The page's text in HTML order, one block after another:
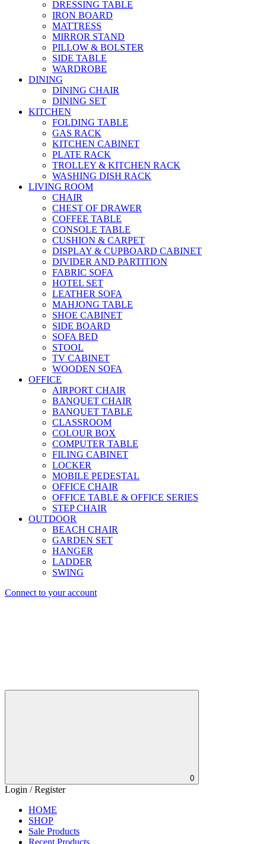
DRESSING TABLE
IRON BOARD
MATTRESS
MIRROR STAND
PILLOW & BOLSTER
SIDE TABLE
WARDROBE
DINING
DINING CHAIR
DINING SET
KITCHEN
FOLDING TABLE
GAS RACK
KITCHEN CABINET
PLATE RACK
TROLLEY & KITCHEN RACK
WASHING DISH RACK
LIVING ROOM
CHAIR
CHEST OF DRAWER
COFFEE TABLE
CONSOLE TABLE
CUSHION & CARPET
DISPLAY & CUPBOARD CABINET
DIVIDER AND PARTITION
FABRIC SOFA
HOTEL SET
LEATHER SOFA
MAHJONG TABLE
SHOE CABINET
SIDE BOARD
SOFA BED
STOOL
TV CABINET
WOODEN SOFA
OFFICE
AIRPORT CHAIR
BANQUET CHAIR
BANQUET TABLE
CLASSROOM
COLOUR BOX
COMPUTER TABLE
FILING CABINET
LOCKER
MOBILE PEDESTAL
OFFICE CHAIR
OFFICE TABLE & OFFICE SERIES
STEP CHAIR
OUTDOOR
BEACH CHAIR
GARDEN SET
HANGER
LADDER
SWING
Connect to your account
0
Login / Register
HOME
SHOP
Sale Products
Recent Products